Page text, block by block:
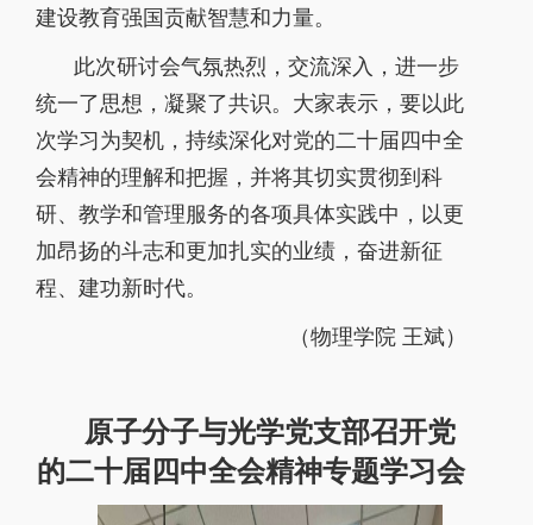
建设教育强国贡献智慧和力量。
此次研讨会气氛热烈，交流深入，进一步
统一了思想，凝聚了共识。大家表示，要以此
次学习为契机，持续深化对党的二十届四中全
会精神的理解和把握，并将其切实贯彻到科
研、教学和管理服务的各项具体实践中，以更
加昂扬的斗志和更加扎实的业绩，奋进新征
程、建功新时代。
（物理学院 王斌）
原子分子与光学党支部召开党
的二十届四中全会精神专题学习会